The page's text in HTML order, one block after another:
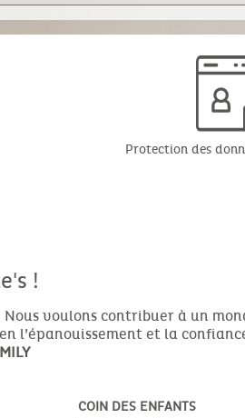
Protection des
!
Nous voulons contribuer à un
l’épanouissement et la
COIN DES ENFANTS